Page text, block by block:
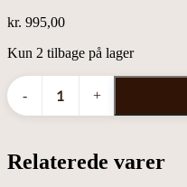
kr. 995,00
Kun 2 tilbage på lager
Pro-
heal
serum
- +
Relaterede varer